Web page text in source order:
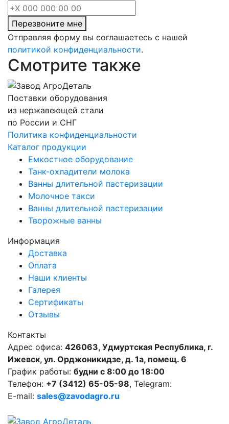
Перезвоните мне
Отправляя форму вы соглашаетесь с нашей
политикой конфиденциальности.
Смотрите также
Поставки оборудования
из нержавеющей стали
по России и СНГ
Политика конфиденциальности
Каталог продукции
Емкостное оборудование
Танк-охладители молока
Ванны длительной пастеризации
Молочное такси
Ванны длительной пастеризации
Творожные ванны
Информация
Доставка
Оплата
Наши клиенты
Галерея
Сертификаты
Отзывы
Контакты
Адрес офиса: 426063, Удмуртская Республика, г.
Ижевск, ул. Орджоникидзе, д. 1а, помещ. 6
График работы: будни с 8:00 до 18:00
Телефон: +7 (3412) 65-05-98, Telegram:
E-mail: sales@zavodagro.ru